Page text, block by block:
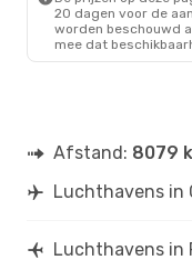
20 dagen voor de
worden beschouwd
mee dat
Afstand: 8079
Luchthavens in
Luchthavens in